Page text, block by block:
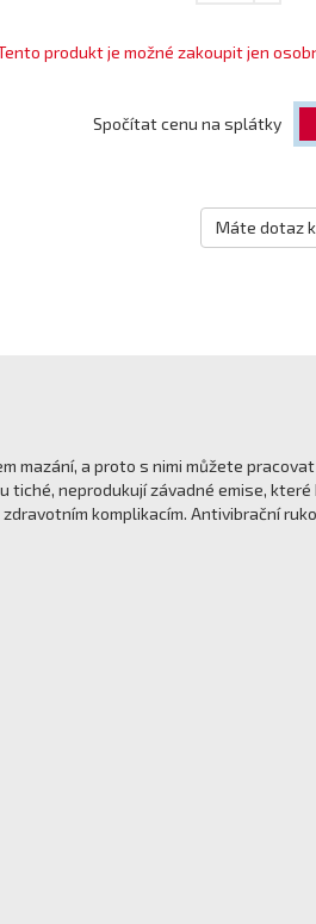
produkt je možné zakoupit jen
Spočítat cenu na splátky
Máte dotaz
mazání, a proto s nimi můžete
neprodukují závadné emise,
komplikacím. Antivibrační